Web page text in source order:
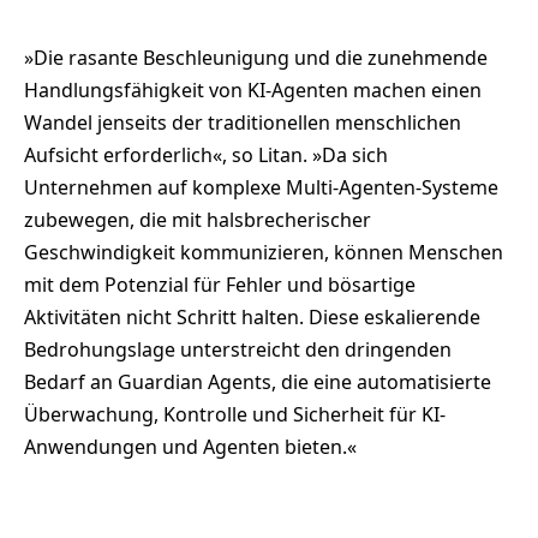
»Die rasante Beschleunigung und die zunehmende
Handlungsfähigkeit von KI-Agenten machen einen
Wandel jenseits der traditionellen menschlichen
Aufsicht erforderlich«, so Litan. »Da sich
Unternehmen auf komplexe Multi-Agenten-Systeme
zubewegen, die mit halsbrecherischer
Geschwindigkeit kommunizieren, können Menschen
mit dem Potenzial für Fehler und bösartige
Aktivitäten nicht Schritt halten. Diese eskalierende
Bedrohungslage unterstreicht den dringenden
Bedarf an Guardian Agents, die eine automatisierte
Überwachung, Kontrolle und Sicherheit für KI-
Anwendungen und Agenten bieten.«